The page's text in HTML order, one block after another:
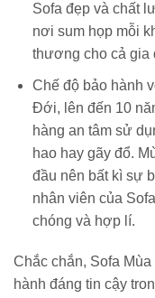
Sofa đẹp và chất
nơi sum họp mỗi
thương cho cả gia
Chế độ bảo hành
Đới, lên đến 10
hàng an tâm sử
hao hay gãy đổ.
đầu nên bất kì sự
nhân viên của
chóng và hợp lí.
Chắc chắn, Sofa
hành đáng tin cậy